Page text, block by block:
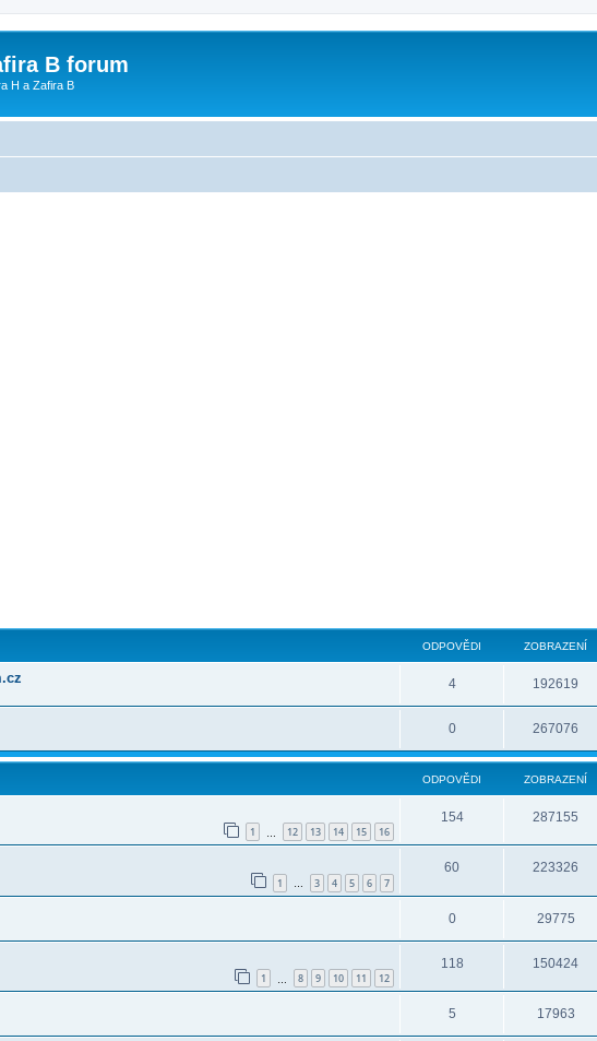
B forum
H a Zafira B
ODPOVĚDI ZOBRAZENÍ
4 192619
0 267076
ODPOVĚDI ZOBRAZENÍ
1 12 13 14 15 16
154 287155
1 … 3 4 5 6 7
60 223326
0 29775
1 8 9 10 11 12
118 150424
5 17963